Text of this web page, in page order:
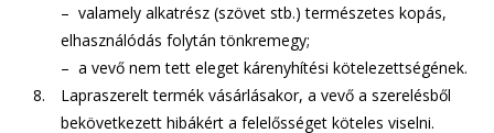
– valamely alkatrész (szövet stb.) természetes kopás,
elhasználódás folytán tönkremegy;
– a vevő nem tett eleget kárenyhítési kötelezettségének.
Lapraszerelt termék vásárlásakor, a vevő a szerelésből
bekövetkezett hibákért a felelősséget köteles viselni.